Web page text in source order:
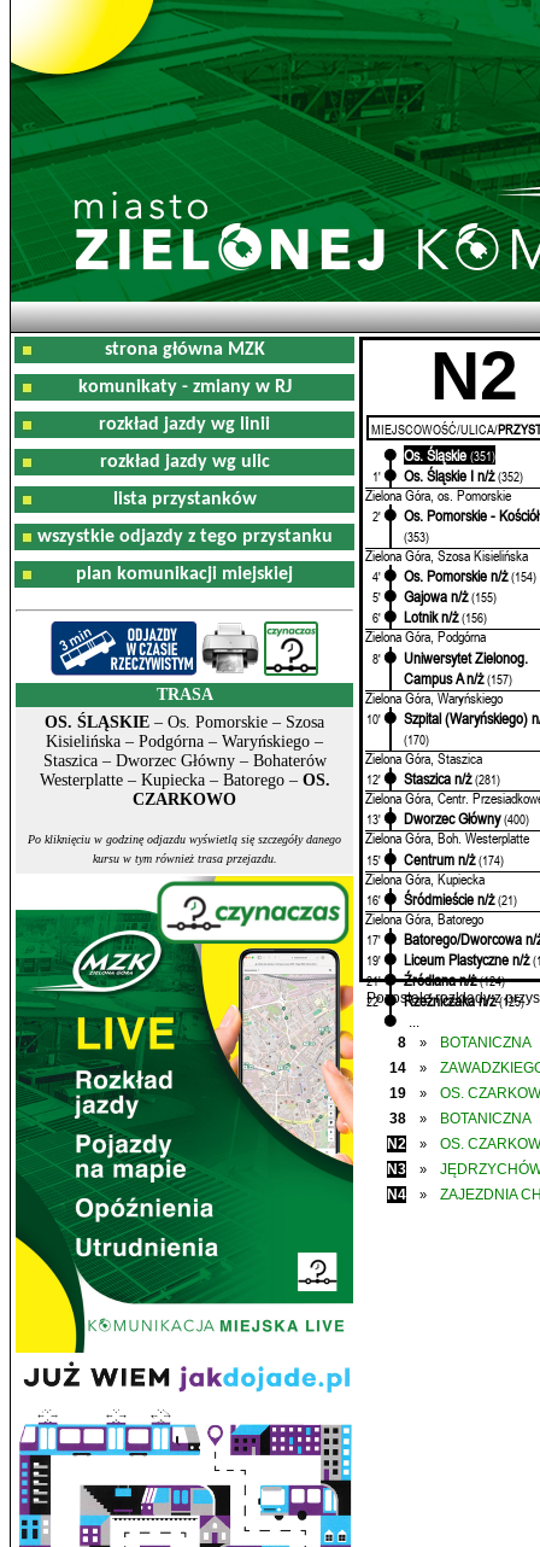
strona główna MZK
komunikaty - zmiany w RJ
rozkład jazdy wg linii
rozkład jazdy wg ulic
lista przystanków
wszystkie odjazdy z tego przystanku
plan komunikacji miejskiej
TRASA
OS. ŚLĄSKIE – Os. Pomorskie – Szosa
Kisielińska – Podgórna – Waryńskiego –
Staszica – Dworzec Główny – Bohaterów
Westerplatte – Kupiecka – Batorego – OS.
CZARKOWO
Po kliknięciu w godzinę odjazdu wyświetlą się szczegóły danego
kursu w tym również trasa przejazdu.
N2
MIEJSCOWOŚĆ/ULICA/
Os. Śląskie (351)
1'
Os. Śląskie I n/ż (352)
Zielona Góra, os. Pomorskie
2' Os. Pomorskie -
(353)
Zielona Góra, Szosa Kisielińska
4' Os. Pomorskie n/ż (154)
5'
Gajowa n/ż (155)
6'
Lotnik n/ż (156)
Zielona Góra, Podgórna
8'
Uniwersytet Zielonog.
Campus A n/ż (157)
Zielona Góra, Waryńskiego
10' Szpital (Waryńskiego)
(170)
Zielona Góra, Staszica
12' Staszica n/ż (281)
Zielona Góra, Centr.
13' Dworzec Główny (400)
Zielona Góra, Boh. Westerplatte
15' Centrum n/ż (174)
Zielona Góra, Kupiecka
16' Śródmieście n/ż (21)
Zielona Góra, Batorego
17' Batorego/Dworcowa n/
19' Liceum Plastyczne n/ż
21'
Źródlana n/ż (124)
22'
Rzeźniczaka n/ż (125)
Pozostałe rozkłady z
8 »
BOTANICZNA
14
»
19
»
OS.
38
»
BOTANICZNA
N2
»
OS.
N3
»
N4
» ZAJEZDNIA